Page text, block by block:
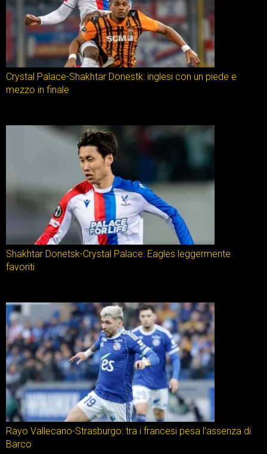
Crystal Palace-Shakhtar Donestk: inglesi con un piede e
mezzo in finale
Shakhtar Donetsk-Crystal Palace: Eagles leggermente
favoriti
Rayo Vallecano-Strasburgo: tra i francesi pesa l’assenza di
Barco